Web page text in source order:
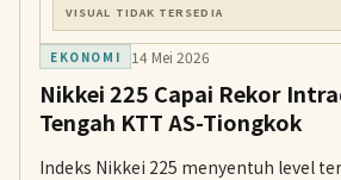
VISUAL TIDAK TERSEDIA
EKONOMI 14 Mei 2026
Nikkei 225 Capai Rekor
Tengah KTT AS-Tiongkok
Indeks Nikkei 225 menyentuh level